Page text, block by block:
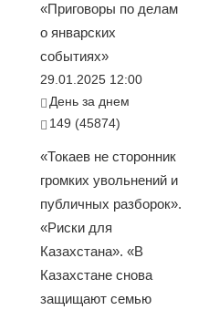
«Приговоры по делам
о январских
событиях»
29.01.2025 12:00
День за днем
149 (45874)
«Токаев не сторонник
громких увольнений и
публичных разборок».
«Риски для
Казахстана». «В
Казахстане снова
защищают семью